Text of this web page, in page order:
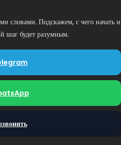
словами. Подскажем, с чего начать и
шаг будет разумным.